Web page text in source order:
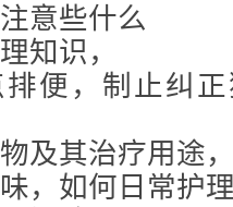
意些什么
知识，
便，制止纠
及其治疗用途
，如何日常护